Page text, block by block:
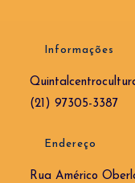
Informações
(21) 97305-3387
Endereço
Rua Américo